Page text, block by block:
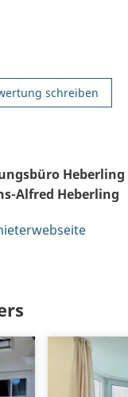
schreiben
Heberling
Alfred Heberling